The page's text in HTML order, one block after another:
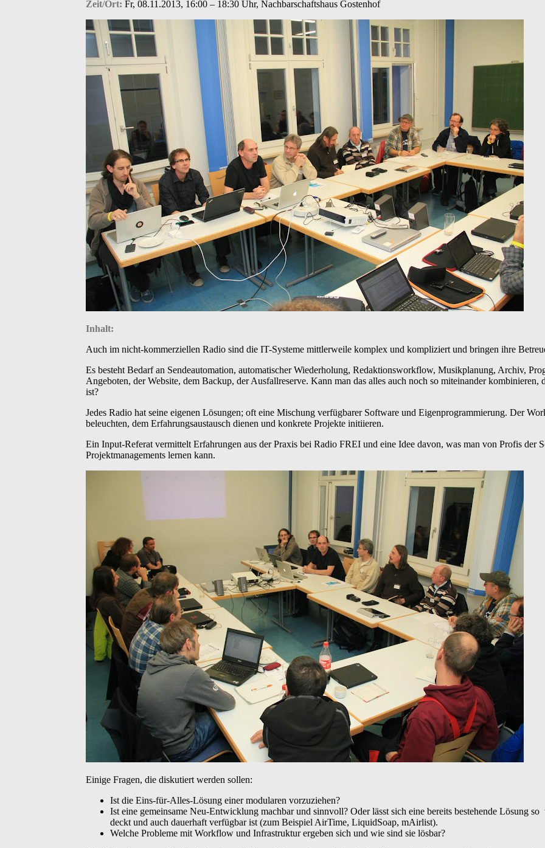
Zeit/Ort: Fr, 08.11.2013, 16:00 – 18:30 Uhr, Nachbarschaftshaus Gostenhof
Inhalt:
Auch im nicht-kommerziellen Radio sind die IT-Systeme mittlerweile komplex und kompliziert und bringen ihre
Es besteht Bedarf an Sendeautomation, automatischer Wiederholung, Redaktionsworkflow, Musikplanung, Archiv,
Angeboten, der Website, dem Backup, der Ausfallreserve. Kann man das alles auch noch so miteinander kombinieren,
ist?
Jedes Radio hat seine eigenen Lösungen; oft eine Mischung verfügbarer Software und Eigenprogrammierung. Der
beleuchten, dem Erfahrungsaustausch dienen und konkrete Projekte initiieren.
Ein Input-Referat vermittelt Erfahrungen aus der Praxis bei Radio FREI und eine Idee davon, was man von Profis der
Projektmanagements lernen kann.
Einige Fragen, die diskutiert werden sollen:
Ist die Eins-für-Alles-Lösung einer modularen vorzuziehen?
Ist eine gemeinsame Neu-Entwicklung machbar und sinnvoll? Oder lässt sich eine bereits bestehende Lösung
deckt und auch dauerhaft verfügbar ist (zum Beispiel AirTime, LiquidSoap, mAirlist).
Welche Probleme mit Workflow und Infrastruktur ergeben sich und wie sind sie lösbar?